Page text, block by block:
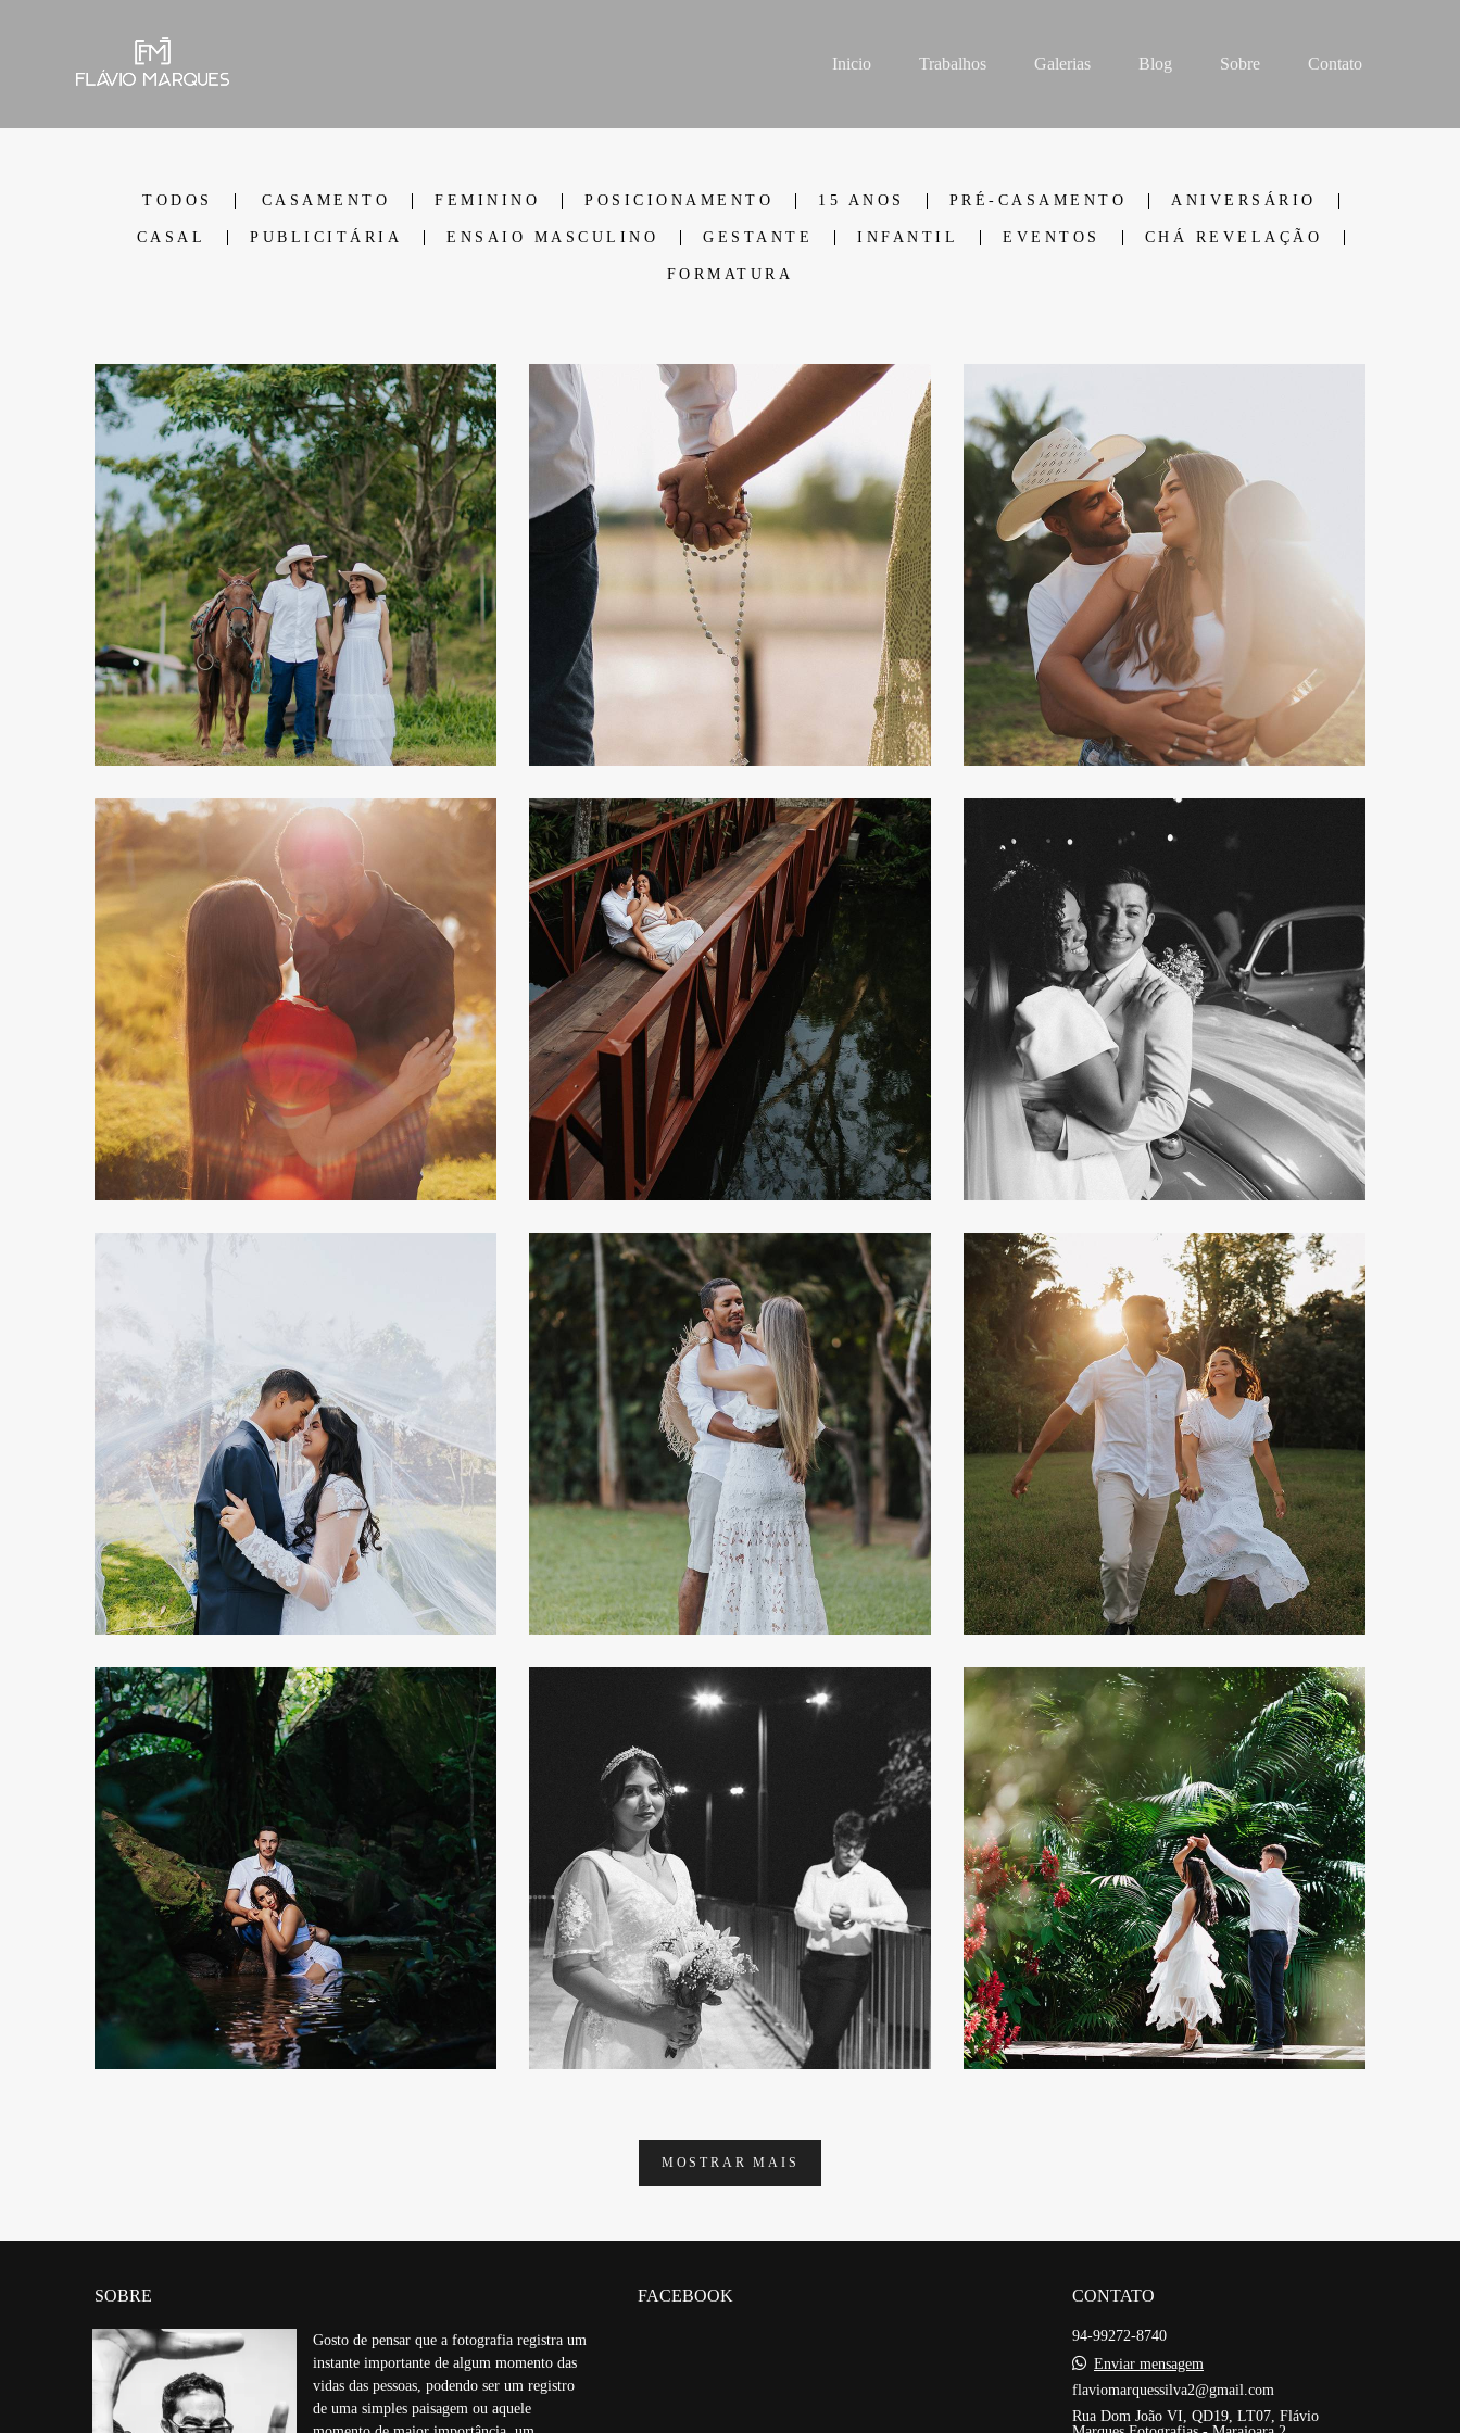
Inicio Trabalhos Galerias Blog Sobre Contato
TODOS CASAMENTO FEMININO POSICIONAMENTO 15 ANOS PRÉ-CASAMENTO ANIVERSÁRIO
CASAL PUBLICITÁRIA ENSAIO MASCULINO GESTANTE INFANTIL EVENTOS CHÁ REVELAÇÃO
FORMATURA
160 0 201 320 50
233 0 301
0
299
0
320 13 338 0 470 0
530 358 428 0
MOSTRAR MAIS
SOBRE
Gosto de pensar que a fotografia registra um
instante importante de algum momento das
vidas das pessoas, podendo ser um registro
de uma simples paisagem ou aquele
FACEBOOK CONTATO
94-99272-8740
Enviar mensagem
flaviomarquessilva2@gmail.com
Rua Dom João VI, QD19, LT07, Flávio